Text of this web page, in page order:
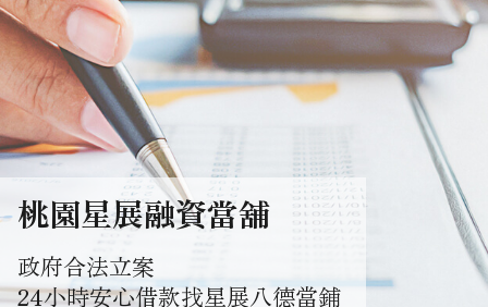
桃園星展融資當舖
政府合法立案
24小時安心借款找星展八德當鋪